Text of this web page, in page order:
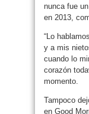
nunca fue
en 2013,
“Lo
y a mis
cuando lo
corazón
momento.
Tampoco
en Good